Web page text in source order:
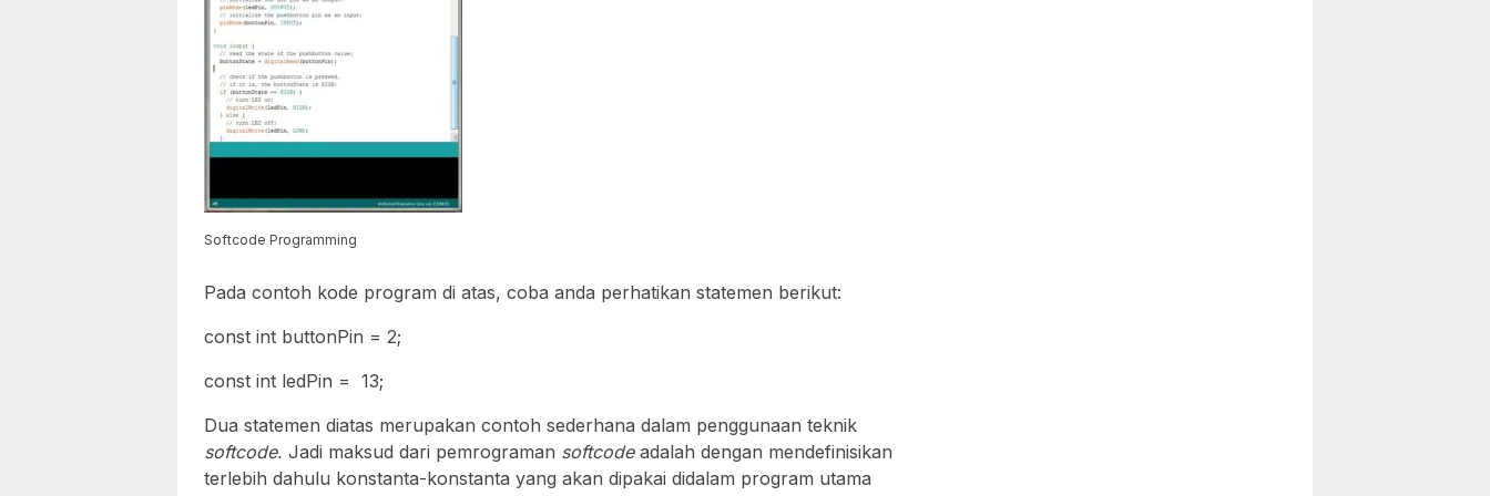
Softcode Programming
Pada contoh kode program di atas, coba anda perhatikan statemen berikut:
const int buttonPin = 2;
const int ledPin = 13;
Dua statemen diatas merupakan contoh sederhana dalam penggunaan teknik
softcode. Jadi maksud dari pemrograman softcode adalah dengan mendefinisikan
terlebih dahulu konstanta-konstanta yang akan dipakai didalam program utama